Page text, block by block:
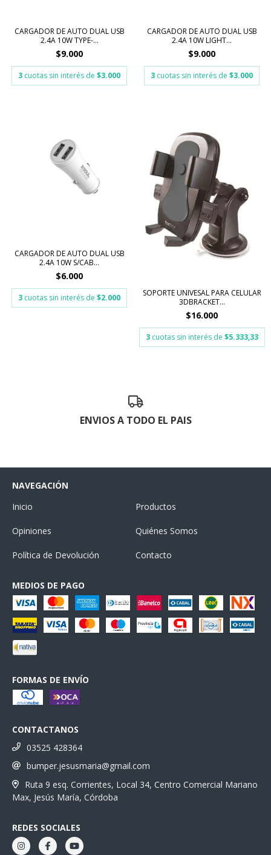
CARGADOR DE AUTO DUAL USB
2.4A 10W TYPE-...
$9.000
3 cuotas sin interés de $3.000
CARGADOR DE AUTO DUAL USB
2.4A 10W LIGHT...
$9.000
3 cuotas sin interés de $3.000
CARGADOR DE AUTO DUAL USB
2.4A 10W S/CAB...
$6.000
3 cuotas sin interés de $2.000
SOPORTE UNIVESAL PARA CELULAR
3DBRACKET...
$16.000
3 cuotas sin interés de $5.333,33
ENVIOS A TODO EL PAIS
NAVEGACIÓN
Inicio
Productos
Opiniones Quiénes Somos
Política de Devolución Contacto
MEDIOS DE PAGO
FORMAS DE ENVÍO
CONTACTANOS
03525 428364
bumper.jesusmaria@gmail.com
Ruta 9 esq. Corrientes, Local 34, Centro Comercial Mariano
Max, Jesús María, Córdoba
REDES SOCIALES